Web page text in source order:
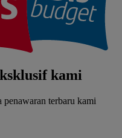
kami
terbaru kami